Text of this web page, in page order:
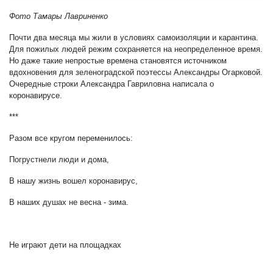
Фото Тамары Лавриненко
Почти два месяца мы жили в условиях самоизоляции и карантина.
Для пожилых людей режим сохраняется на неопределенное время.
Но даже такие непростые времена становятся источником
вдохновения для зеленоградской поэтессы Александры Огарковой.
Очередные строки Александра Гавриловна написала о
коронавирусе.
***
Разом все кругом переменилось:
Погрустнели люди и дома,
В нашу жизнь вошел коронавирус,
В наших душах не весна - зима.
Не играют дети на площадках